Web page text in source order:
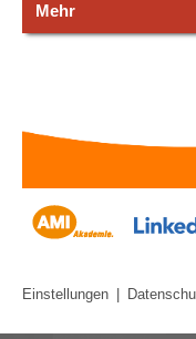
Mehr
Einstellungen